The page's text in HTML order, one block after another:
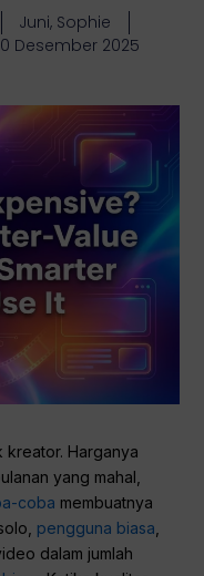
Juni, Sophie
Desember 2025
kreator. Harganya
yang mahal,
coba membuatnya
pengguna biasa
dalam jumlah